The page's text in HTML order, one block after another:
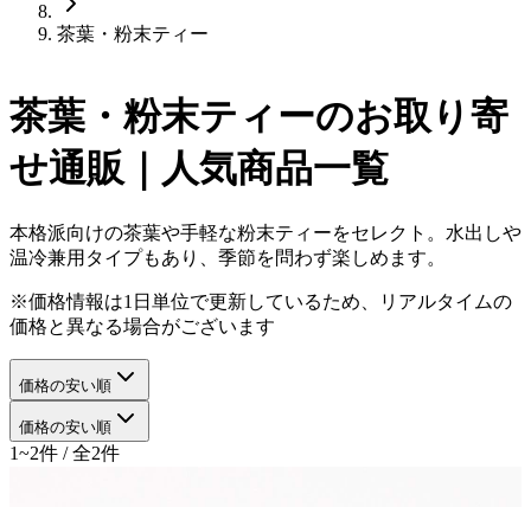
茶葉・粉末ティー
茶葉・粉末ティーのお取り寄
せ通販｜人気商品一覧
本格派向けの茶葉や手軽な粉末ティーをセレクト。水出しや
温冷兼用タイプもあり、季節を問わず楽しめます。
※価格情報は1日単位で更新しているため、リアルタイムの
価格と異なる場合がございます
価格の安い順
価格の安い順
1~2件 / 全2件